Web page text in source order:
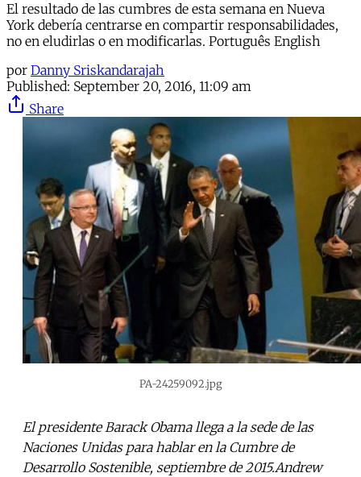
El resultado de las cumbres de esta semana en Nueva
York debería centrarse en compartir responsabilidades,
no en eludirlas o en modificarlas. Português English
por Danny Sriskandarajah
Published: September 20, 2016, 11:09 am
Share
PA-24259092.jpg
El presidente Barack Obama llega a la sede de las
Naciones Unidas para hablar en la Cumbre de
Desarrollo Sostenible, septiembre de 2015.Andrew